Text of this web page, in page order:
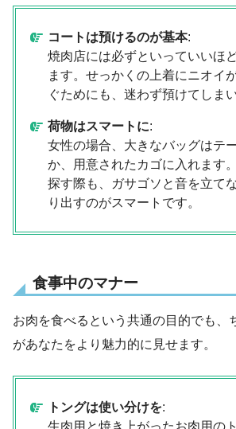
コートは預けるのが基本:
焼肉店には必ずといっていいほ
ます。せっかくの上着にニオイ
ぐためにも、迷わず預けてしま
荷物はスマートに:
女性の場合、大きなバッグはテ
か、用意されたカゴに入れます
探す際も、ガサゴソと音を立て
り出すのがスマートです。
食事中のマナー
お肉を食べるという共通の目的でも、
があなたをより魅力的に見せます。
トングは使い分けを: